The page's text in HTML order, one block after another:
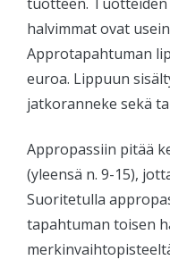
halvimmat ovat
Approtapahtuman
euroa. Lippuun
jatkoranneke sekä
Appropassiin pitää
(yleensä n. 9-15),
Suoritetulla
tapahtuman toisen